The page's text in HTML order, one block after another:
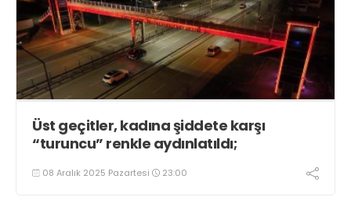
Üst geçitler, kadına şiddete karşı
“turuncu” renkle aydınlatıldı;
08 Aralık 2025 Pazartesi 23:00